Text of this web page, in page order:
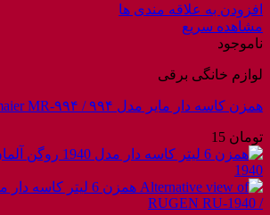
افزودن به علاقه مندی ها
مشاهده سریع
ناموجود
لوازم خانگی برقی
همزن کاسه دار مایر مدل ۹۹۴ / maier MR-۹۹۴
تومان